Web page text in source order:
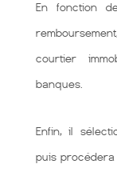
En fonction
courtier
banques.
Enfin, il
puis procédera